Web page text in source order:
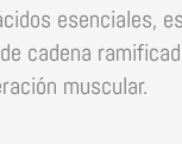
esenciales,
cadena
muscular.